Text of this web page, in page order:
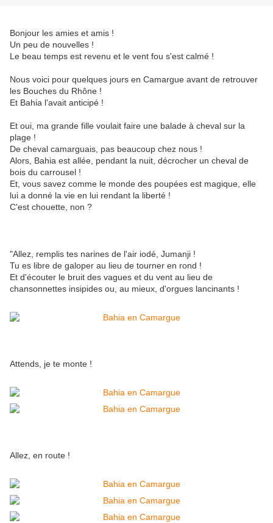
Bonjour les amies et amis !
Un peu de nouvelles !
Le beau temps est revenu et le vent fou s'est calmé !
Nous voici pour quelques jours en Camargue avant de retrouver
les Bouches du Rhône !
Et Bahia l'avait anticipé !
Et oui, ma grande fille voulait faire une balade à cheval sur la
plage !
De cheval camarguais, pas beaucoup chez nous !
Alors, Bahia est allée, pendant la nuit, décrocher un cheval de
bois du carrousel !
Et, vous savez comme le monde des poupées est magique, elle
lui a donné la vie en lui rendant la liberté !
C'est chouette, non ?
"Allez, remplis tes narines de l'air iodé, Jumanji !
Tu es libre de galoper au lieu de tourner en rond !
Et d'écouter le bruit des vagues et du vent au lieu de
chansonnettes insipides ou, au mieux, d'orgues lancinants !
Attends, je te monte !
Allez, en route !